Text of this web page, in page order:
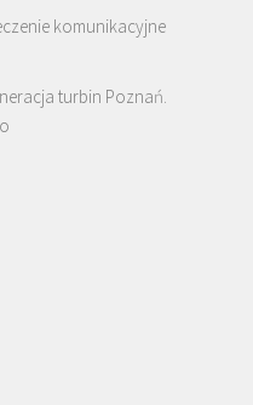
komunikacyjne
turbin Poznań.